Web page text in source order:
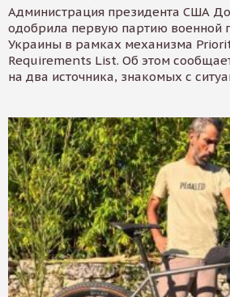
Администрация президента США
одобрила первую партию военной
Украины в рамках механизма
Requirements List. Об этом
на два источника, знакомых с